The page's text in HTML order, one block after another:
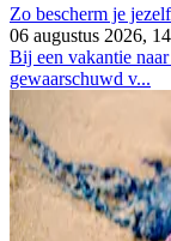
Zo bescherm je
06 augustus 2026,
Bij een vakantie
gewaarschuwd v...